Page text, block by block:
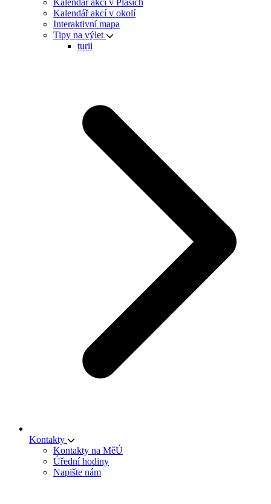
Kalendář akcí v okolí
Interaktivní mapa
Tipy na výlet
turii
Kontakty
Kontakty na MěÚ
Úřední hodiny
Napište nám